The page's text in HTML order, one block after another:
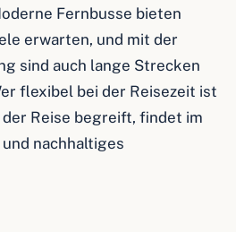
Fernbusse bieten
erwarten, und mit der
sind auch lange Strecken
flexibel bei der Reisezeit ist
der Reise begreift, findet im
nachhaltiges